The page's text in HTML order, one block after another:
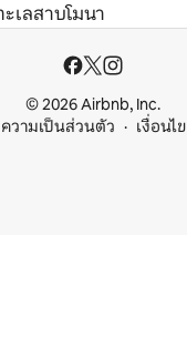
เลสาบโมนา
© 2026 Airbnb, Inc.
ความเป็นส่วนตัว
เงื่อนไข